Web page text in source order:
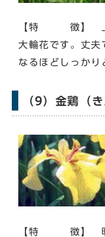
【特 徴】 上品
大輪花です。丈夫
なるほどしっかり
（9）金鶏（き
【特 徴】 明る